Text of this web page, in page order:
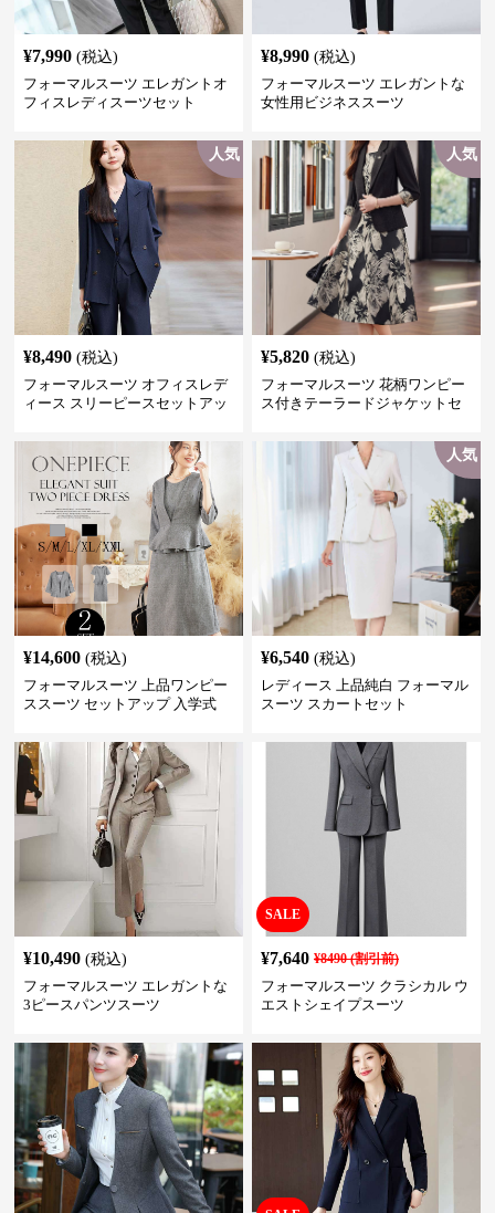
¥7,990 (税込)
フォーマルスーツ エレガントオ
フィスレディスーツセット
¥8,990 (税込)
フォーマルスーツ エレガントな
女性用ビジネススーツ
人気
¥8,490 (税込)
フォーマルスーツ オフィスレデ
ィース スリーピースセットアッ
人気
¥5,820 (税込)
フォーマルスーツ 花柄ワンピー
ス付きテーラードジャケットセ
¥14,600 (税込)
フォーマルスーツ 上品ワンピー
ススーツ セットアップ 入学式
人気
¥6,540 (税込)
レディース 上品純白 フォーマル
スーツ スカートセット
¥10,490 (税込)
フォーマルスーツ エレガントな
3ピースパンツスーツ
SALE
¥7,640 ¥8490(割引前)
フォーマルスーツ クラシカル ウ
エストシェイプスーツ